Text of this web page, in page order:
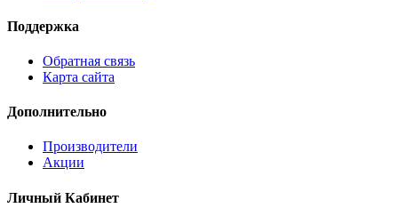
Поддержка
Обратная связь
Карта сайта
Дополнительно
Производители
Акции
Личный Кабинет